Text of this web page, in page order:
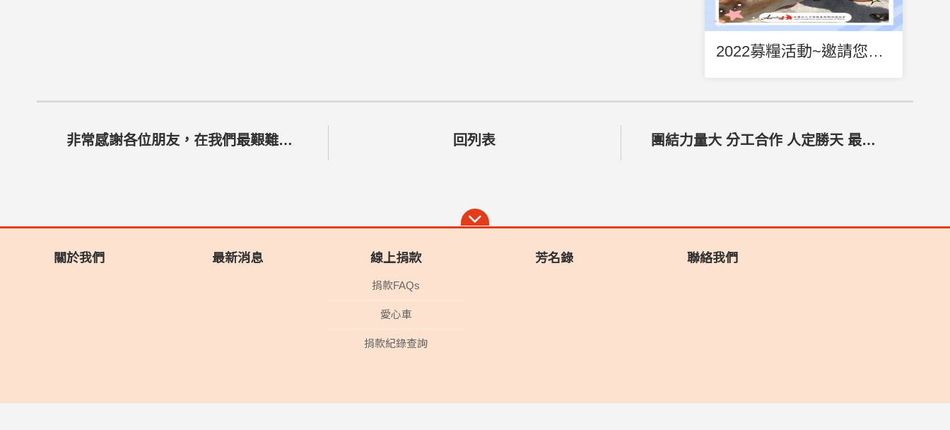
2022募糧活動~邀請您伸出援手,一起點亮愛的園區
非常感謝各位朋友，在我們最艱難的時刻伸出援手協助 回列表 團結力量大 分工合作 人定勝天 最美的景色
關於我們 最新消息 線上捐款
捐款FAQs
愛心車
捐款紀錄查詢
芳名錄 聯絡我們